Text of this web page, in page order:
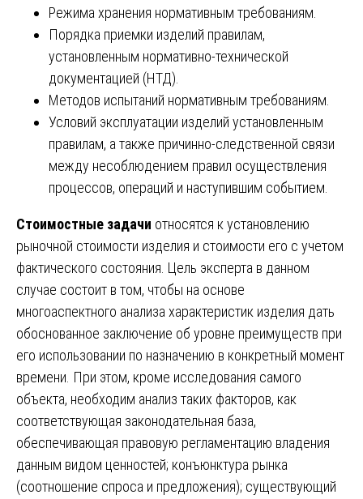
Режима хранения нормативным требованиям.
Порядка приемки изделий правилам,
установленным нормативно-технической
документацией (НТД).
Методов испытаний нормативным требованиям.
Условий эксплуатации изделий установленным
правилам, а также причинно-следственной связи
между несоблюдением правил осуществления
процессов, операций и наступившим событием.
Стоимостные задачи относятся к установлению
рыночной стоимости изделия и стоимости его с учетом
фактического состояния. Цель эксперта в данном
случае состоит в том, чтобы на основе
многоаспектного анализа характеристик изделия дать
обоснованное заключение об уровне преимуществ при
его использовании по назначению в конкретный момент
времени. При этом, кроме исследования самого
объекта, необходим анализ таких факторов, как
соответствующая законодательная база,
обеспечивающая правовую регламентацию владения
данным видом ценностей; конъюнктура рынка
(соотношение спроса и предложения); существующий